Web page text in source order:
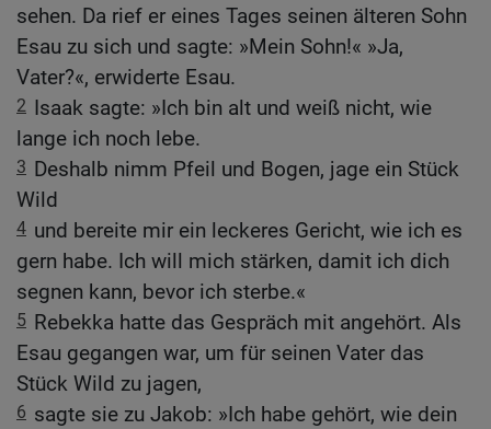
sehen. Da rief er eines Tages seinen älteren Sohn
Esau zu sich und sagte: »Mein Sohn!« »Ja,
Vater?«, erwiderte Esau.
2 Isaak sagte: »Ich bin alt und weiß nicht, wie
lange ich noch lebe.
3 Deshalb nimm Pfeil und Bogen, jage ein Stück
Wild
4 und bereite mir ein leckeres Gericht, wie ich es
gern habe. Ich will mich stärken, damit ich dich
segnen kann, bevor ich sterbe.«
5 Rebekka hatte das Gespräch mit angehört. Als
Esau gegangen war, um für seinen Vater das
Stück Wild zu jagen,
6 sagte sie zu Jakob: »Ich habe gehört, wie dein